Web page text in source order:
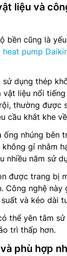
liệu và
bền cũng là
pump
sử dụng thép
liệu nổi
thường được
cầu khắt khe
nhúng bên
gỉ nhằm
nhiều năm sử
được trang bị
Công nghệ này
và kéo dài
thể yên tâm
trì thấp hơn.
phù hợp